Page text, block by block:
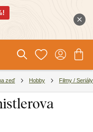
zeď Hobby Filmy / Seriály